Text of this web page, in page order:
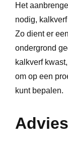
Het
nodig,
Zo dient er
ondergrond
kalkverf
om op een
kunt bepalen.
Advies
Martin
Great
and